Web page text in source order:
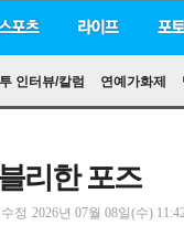
인터뷰/칼럼 연예가화제
리한 포즈
정 2026년 07월 08일(수)